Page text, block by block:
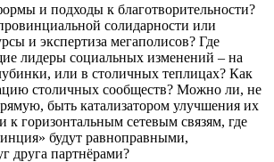
и подходы к благотворительности?
солидарности или
и экспертиза мегаполисов? Где
лидеры социальных изменений – на
или в столичных теплицах? Как
столичных сообществ? Можно ли, не
быть катализатором улучшения их
к горизонтальным сетевым связям, где
будут равноправными,
друга партнёрами?